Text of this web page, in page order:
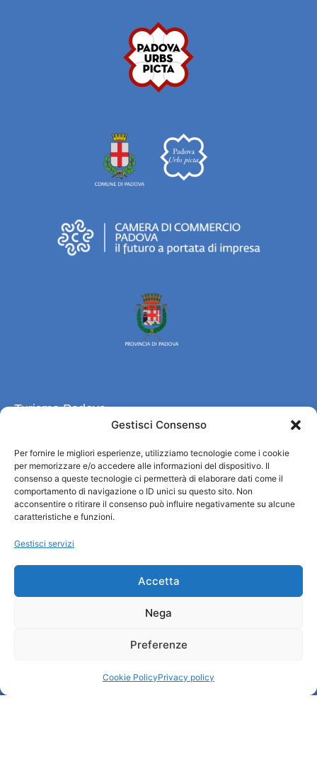
Gestisci Consenso
Per fornire le migliori esperienze, utilizziamo tecnologie come i cookie
per memorizzare e/o accedere alle informazioni del dispositivo. Il
consenso a queste tecnologie ci permetterà di elaborare dati come il
comportamento di navigazione o ID unici su questo sito. Non
acconsentire o ritirare il consenso può influire negativamente su alcune
caratteristiche e funzioni.
Gestisci servizi
Accetta
Nega
Preferenze
Cookie PolicyPrivacy policy
Turismo Padova
Informazioni e Accoglienza Turistica/IAT
Privacy policy
Cookie Policy
Credits
Informazioni